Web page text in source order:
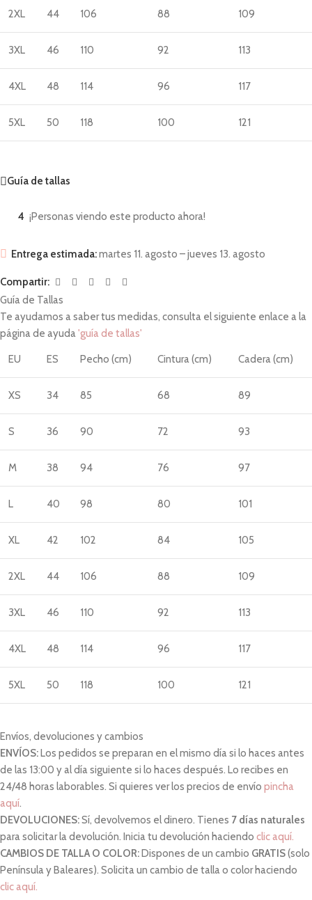
2XL 44 106 88 109
3XL 46 110 92 113
4XL 48 114 96 117
5XL 50 118 100 121
Guía de tallas
4 ¡Personas viendo este producto ahora!
Entrega estimada:martes 11. agosto – jueves 13. agosto
Compartir:
Guía de Tallas
Te ayudamos a saber tus medidas, consulta el siguiente enlace a la
página de ayuda'guía de tallas'
EU ES Pecho (cm) Cintura (cm) Cadera (cm)
XS 34 85 68 89
S 36 90 72 93
M 38 94 76 97
L 40 98 80 101
XL 42 102 84 105
2XL 44 106 88 109
3XL 46 110 92 113
4XL 48 114 96 117
5XL 50 118 100 121
Envíos, devoluciones y cambios
ENVÍOS:Los pedidos se preparan en el mismo día si lo haces antes
de las 13:00 y al día siguiente si lo haces después. Lo recibes en
24/48 horas laborables. Si quieres ver los precios de envío pincha
aquí.
DEVOLUCIONES:Sí, devolvemos el dinero. Tienes 7 días naturales
para solicitar la devolución. Inicia tu devolución haciendo clic aquí.
CAMBIOS DE TALLA O COLOR:Dispones de un cambio GRATIS(solo
Península y Baleares). Solicita un cambio de talla o color haciendo
clic aquí.